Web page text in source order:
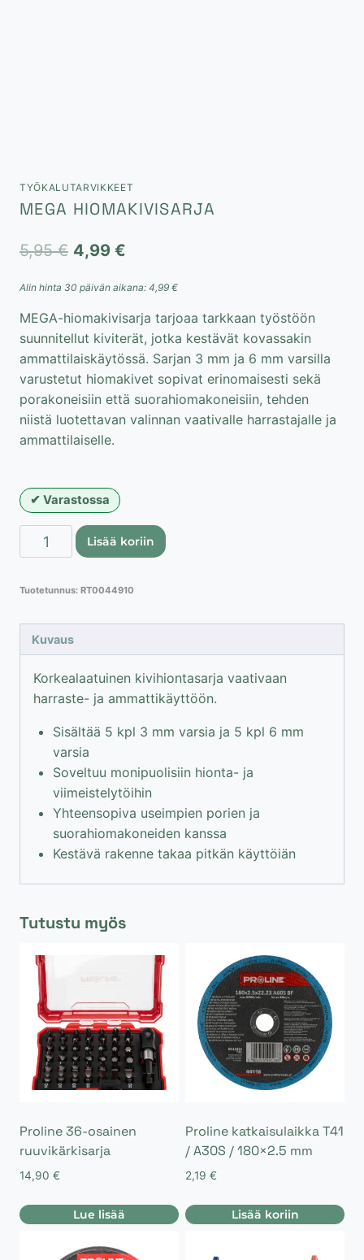
TYÖKALUTARVIKKEET
MEGA HIOMAKIVISARJA
5,95€ Alkuperäinen
5,95 €.
4,99 €
4,99 €.
Alin hinta 30 päivän aikana: 4,99 €
MEGA-hiomakivisarja tarjoaa tarkkaan työstöön
suunnitellut kiviterät, jotka kestävät kovassakin
ammattilaiskäytössä. Sarjan 3 mm ja 6 mm varsilla
varustetut hiomakivet sopivat erinomaisesti sekä
porakoneisiin että suorahiomakoneisiin, tehden
niistä luotettavan valinnan vaativalle harrastajalle ja
ammattilaiselle.
Varastossa
MEGA
hiomakivisarja
Lisää koriin
Tuotetunnus: RT0044910
Kuvaus
Korkealaatuinen kivihiontasarja vaativaan
harraste- ja ammattikäyttöön.
Sisältää 5 kpl 3 mm varsia ja 5 kpl 6 mm
varsia
Soveltuu monipuolisiin hionta- ja
viimeistelytöihin
Yhteensopiva useimpien porien ja
suorahiomakoneiden kanssa
Kestävä rakenne takaa pitkän käyttöiän
Tutustu myös
Proline 36-osainen
ruuvikärkisarja
14,90 €
Lue lisää
Proline katkaisulaikka T41
/ A30S / 180×2.5 mm
2,19 €
Lisää koriin